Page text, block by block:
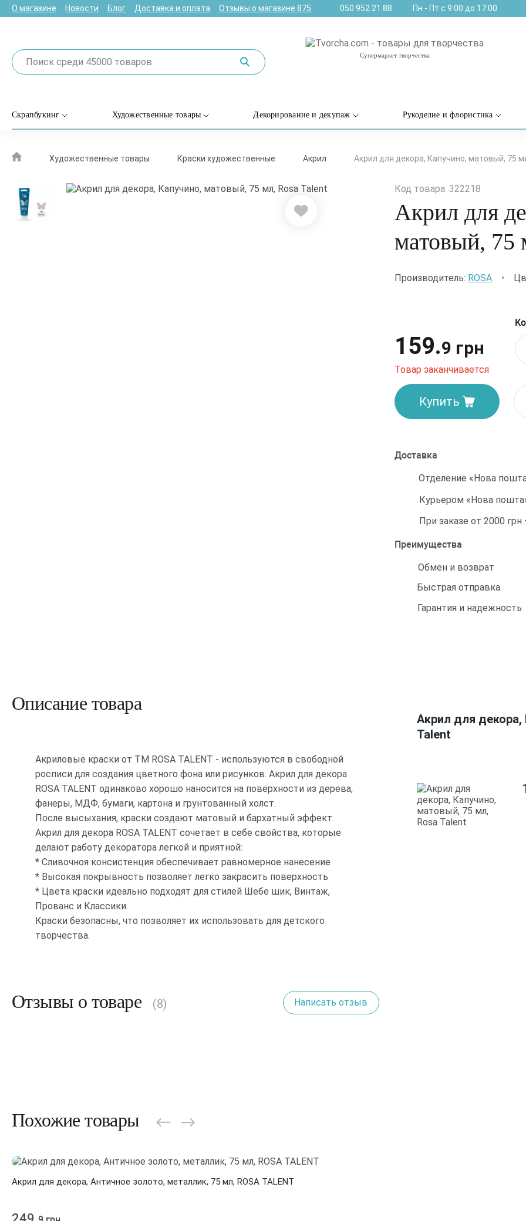
О магазине Новости Блог Доставка и оплата Отзывы о магазине 875 050 952 21 88 Пн - Пт с 9:00 до 17:00
Супермаркет творчества
Скрапбукинг Художественные товары Декорирование и декупаж Рукоделие и флористика
Художественные товары Краски художественные Акрил Акрил для декора, Капучино, матовый, 75
Код товара: 322218
Акрил для
матовый, 75
Производитель: ROSA •
159.9 грн
Товар заканчивается
Купить
Доставка
Отделение «Нова
Курьером «Нова
При заказе от 2000 грн
Преимущества
Обмен и возврат
Быстрая отправка
Гарантия и надежность
Описание товара
Акриловые краски от ТМ ROSA TALENT - используются в свободной
росписи для создания цветного фона или рисунков. Акрил для декора
ROSA TALENT одинаково хорошо наносится на поверхности из дерева,
фанеры, МДФ, бумаги, картона и грунтованный холст.
После высыхания, краски создают матовый и бархатный эффект.
Акрил для декора ROSA TALENT сочетает в себе свойства, которые
делают работу декоратора легкой и приятной:
* Сливочноя консистенция обеспечивает равномерное нанесение
* Высокая покрывность позволяет легко закрасить поверхность
* Цвета краски идеально подходят для стилей Шебе шик, Винтаж,
Прованс и Классики.
Краски безопасны, что позволяет их использовать для детского
творчества.
Отзывы о товаре (8) Написать отзыв
Акрил для
Talent
Похожие товары
Акрил для декора, Античное золото, металлик, 75 мл, ROSA TALENT